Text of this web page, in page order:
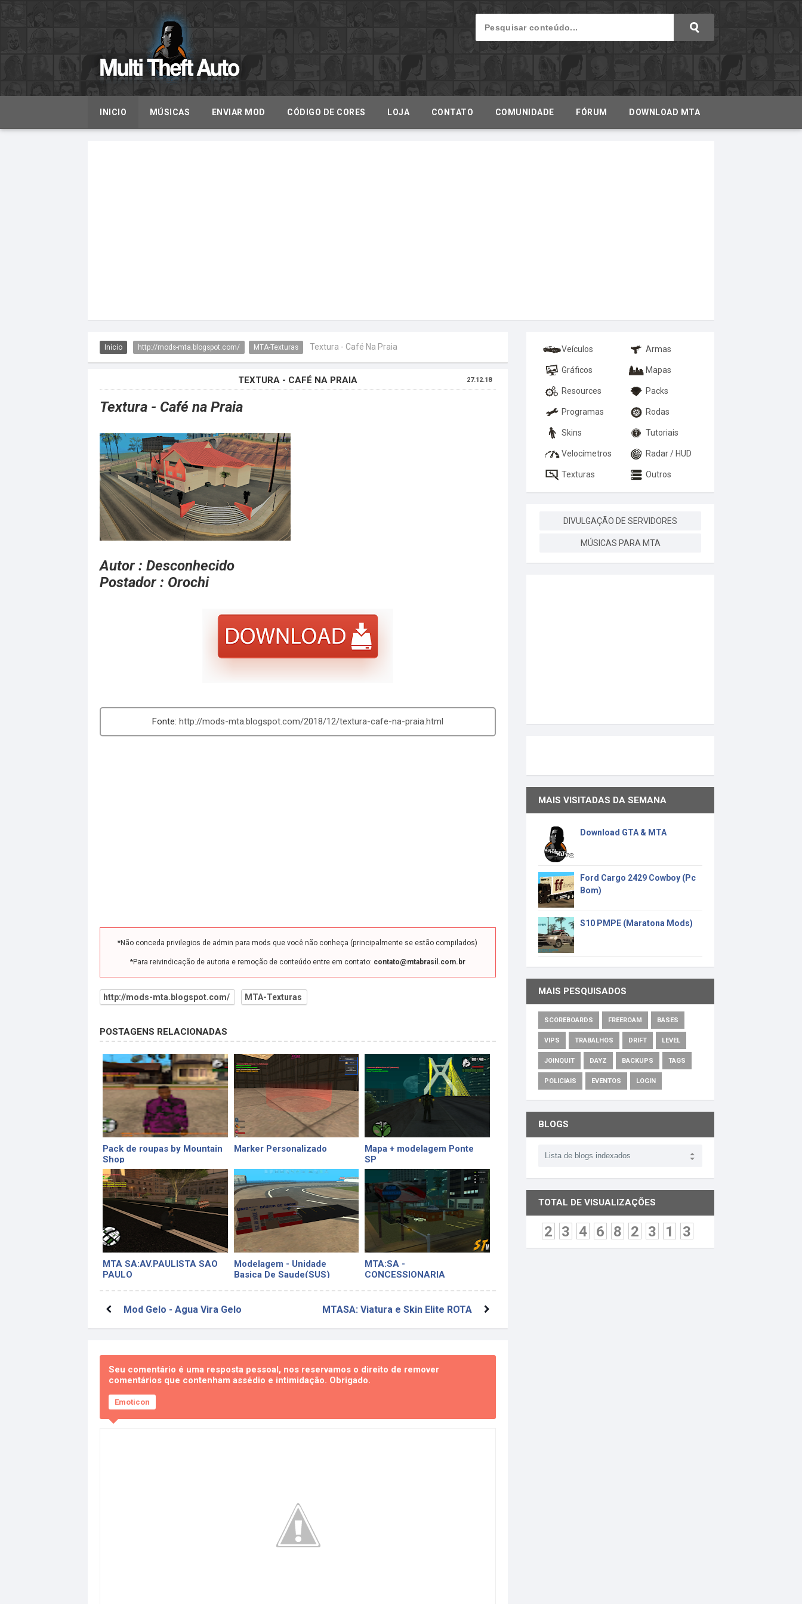
INICIO MÚSICAS ENVIAR MOD CÓDIGO DE CORES LOJA CONTATO COMUNIDADE FÓRUM DOWNLOAD MTA
Inicio http://mods-mta.blogspot.com/ MTA-Texturas Textura - Café Na Praia
TEXTURA - CAFÉ NA PRAIA 27.12.18
Textura - Café na Praia
Autor : Desconhecido
Postador : Orochi
http://mods-mta.blogspot.com/2018/12/textura-cafe-na-praia.html
*Não conceda privilegios de admin para mods que você não conheça (principalmente se estão compilados)
*Para reivindicação de autoria e remoção de conteúdo entre em contato: contato@mtabrasil.com.br
http://mods-mta.blogspot.com/ MTA-Texturas
POSTAGENS RELACIONADAS
Pack de roupas by Mountain
Shop
Marker Personalizado
Mapa + modelagem Ponte
SP
MTA SA:AV.PAULISTA SAO
PAULO
Modelagem - Unidade
Basica De Saude(SUS)
MTA:SA -
CONCESSIONARIA
Mod Gelo - Agua Vira Gelo MTASA: Viatura e Skin Elite ROTA
Seu comentário é uma resposta pessoal, nos reservamos o direito de remover
comentários que contenham assédio e intimidação. Obrigado.
Emoticon
Veículos Armas
Gráficos Mapas
Resources Packs
Programas Rodas
Skins Tutoriais
Velocímetros Radar / HUD
Texturas Outros
DIVULGAÇÃO DE SERVIDORES
MÚSICAS PARA MTA
MAIS VISITADAS DA SEMANA
Download GTA & MTA
Ford Cargo 2429 Cowboy (Pc
Bom)
S10 PMPE (Maratona Mods)
MAIS PESQUISADOS
SCOREBOARDS FREEROAM BASES
VIPS TRABALHOS DRIFT LEVEL
JOINQUIT DAYZ BACKUPS TAGS
POLICIAIS EVENTOS LOGIN
BLOGS
TOTAL DE VISUALIZAÇÕES
2 3 4 6 8 2 3 1 3